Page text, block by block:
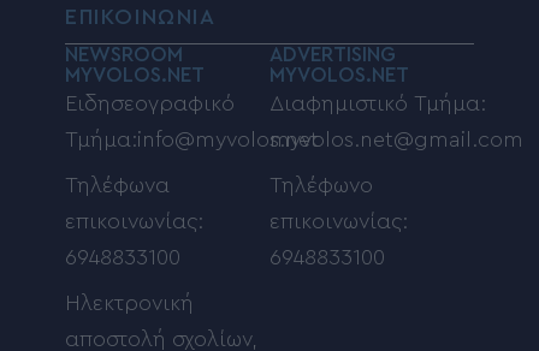
ΕΠΙΚΟΙΝΩΝΙΑ
NEWSROOM
MYVOLOS.NET
Ειδησεογραφικό
Τμήμα:info@myvolos.net
Τηλέφωνα
επικοινωνίας:
6948833100
Ηλεκτρονική
αποστολή σχολίων,
ADVERTISING
MYVOLOS.NET
Διαφημιστικό Τμήμα:
myvolos.net@gmail.com
Τηλέφωνο
επικοινωνίας:
6948833100